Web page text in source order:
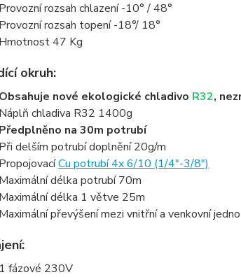
Provozní rozsah chlazení -10° / 48°
Provozní rozsah topení -18°/ 18°
Hmotnost 47 Kg
okruh:
Obsahuje nové ekologické chladivo R32,
Náplň chladiva R32 1400g
Předplněno na 30m potrubí
Při delším potrubí doplnění 20g/m
PropojovacíCu potrubí 4x 6/10 (1/4"-3/8")
Maximální délka potrubí 70m
Maximální délka 1 větve 25m
Maximální převýšení mezi vnitřní a venkovní
1 fázové 230V